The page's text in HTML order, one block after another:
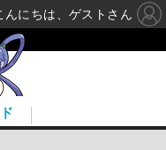
んにちは、ゲストさん